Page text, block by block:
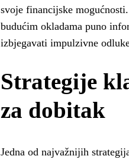
svoje financijske
budućim okladama puno
izbjegavati impulzivne
Strategije
za dobitak
Jedna od najvažnijih